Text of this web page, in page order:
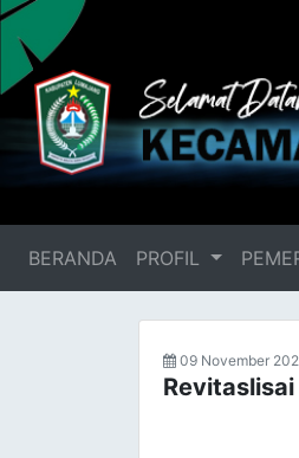
BERANDA (current)
PROFIL
09 November